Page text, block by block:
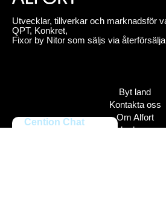
Utvecklar, tillverkar och marknadsför
QPT, Konkret,
Fixor by Nitor som säljs via
Byt land
Kontakta oss
Om Alfort
Jobba hos oss
Cention Chat